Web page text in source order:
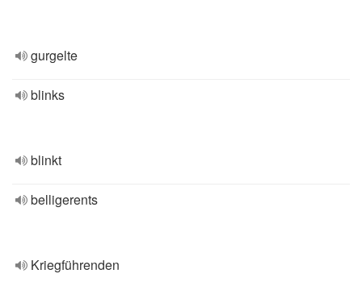
gurgelte
blinks
blinkt
belligerents
Kriegführenden